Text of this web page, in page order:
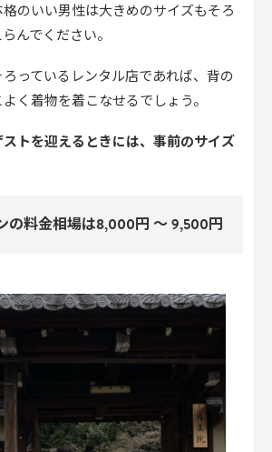
のいい男性は大きめのサイズもそろ
んでください。
っているレンタル店であれば、背の
く着物を着こなせるでしょう。
トを迎えるときには、事前のサイズ
の料金相場は8,000円 〜 9,500円